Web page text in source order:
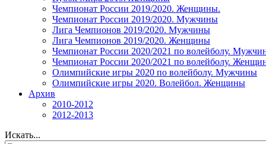
Чемпионат России 2019/2020. Женщины.
Чемпионат России 2019/2020. Мужчины
Лига Чемпионов 2019/2020. Мужчины
Лига Чемпионов 2019/2020. Женщины
Чемпионат России 2020/2021 по волейболу.
Чемпионат России 2020/2021 по волейболу.
Олимпийские игры 2020 по волейболу. Мужчины
Олимпийские игры 2020. Волейбол. Женщины
Архив
2010-2012
2012-2013
Искать...